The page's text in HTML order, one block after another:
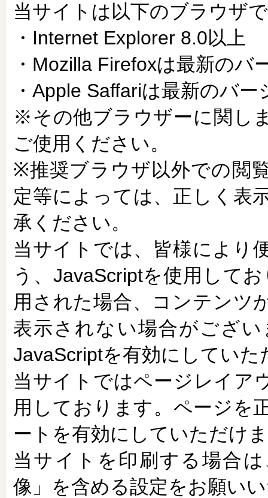
当サイトは以下のブラウザ
・Internet Explorer 8.0以上
・Mozilla Firefoxは最新のバ
・Apple Saffariは最新のバー
※その他ブラウザーに関し
ご使用ください。
※推奨ブラウザ以外での閲
定等によっては、正しく表
承ください。
当サイトでは、皆様により
う、JavaScriptを使用して
用された場合、コンテンツ
表示されない場合がござ
JavaScriptを有効にしてい
当サイトではページレイア
用しております。ページを
ートを有効にしていただけ
当サイトを印刷する場合
像」を含める設定をお願い